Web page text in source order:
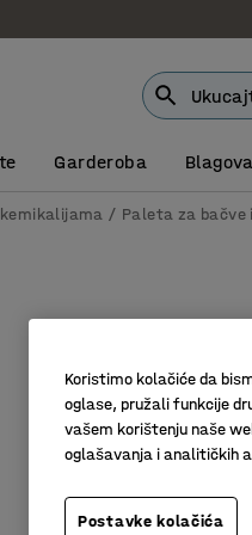
Garderoba
Paleta za
Koristimo kolačiće da
oglase, pružali funkcije
vašem korištenju naše
oglašavanja i analitičkih
Postavke kolačića